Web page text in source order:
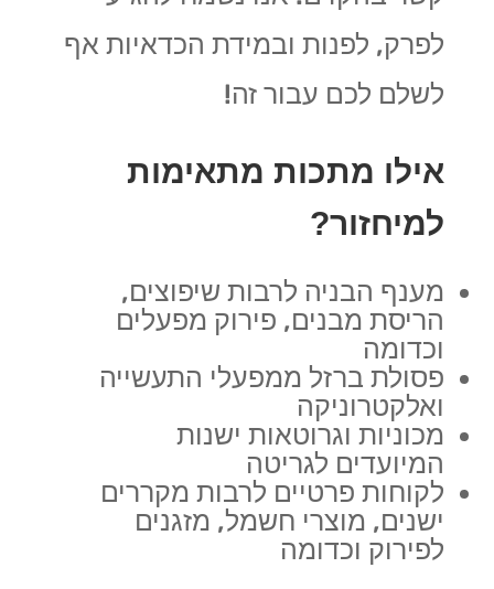
לפרק, לפנות ובמידת הכדאיות אף
לשלם לכם עבור זה!
אילו מתכות מתאימות
למיחזור?
מענף הבניה לרבות שיפוצים,
הריסת מבנים, פירוק מפעלים
וכדומה
פסולת ברזל ממפעלי התעשייה
ואלקטרוניקה
מכוניות וגרוטאות ישנות
המיועדים לגריטה
לקוחות פרטיים לרבות מקררים
ישנים, מוצרי חשמל, מזגנים
לפירוק וכדומה